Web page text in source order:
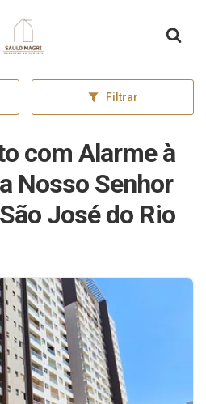
Página inicial
Filtrar
com Alarme à
Nosso Senhor
José do Rio